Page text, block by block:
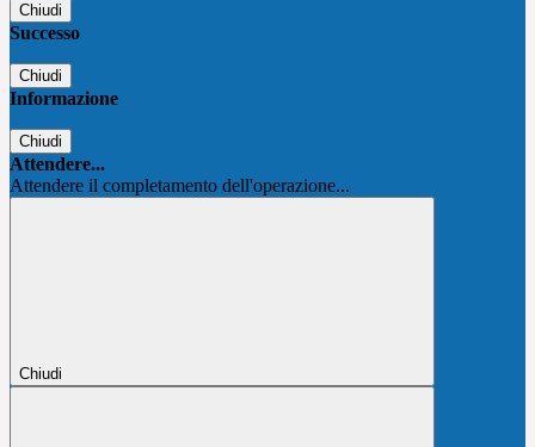
Chiudi
Successo
Chiudi
Informazione
Chiudi
Attendere...
Attendere il completamento dell'operazione...
Chiudi